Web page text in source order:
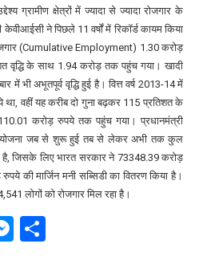
ग्रामीण क्षेत्रों में ज्यादा से ज्यादा रोजगार के
ने पिछले 11 वर्षों में रिकॉर्ड कायम किया
(Cumulative Employment) 1.30 करोड़
वृद्धि के साथ 1.94 करोड़ तक पहुंच गया। खादी
में भी अभूतपूर्व वृद्धि हुई है। वित्त वर्ष 2013-14 में
था, वहीं यह करीब दो गुना बढ़कर 115 प्रतिशत के
करोड़ रुपये तक पहुंच गया। प्रधानमंत्री
योजना जब से शुरू हुई तब से लेकर अभी तक कुल
है, जिसके लिए भारत सरकार ने 73348.39 करोड़
की मार्जिन मनी सब्सिडी का वितरण किया है।
लोगों को रोजगार मिल रहा है।
Messenger